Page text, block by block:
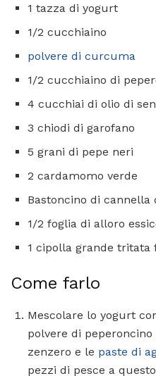
1 tazza di yogurt
1/2 cucchiaino
polvere di curcuma
1/2 cucchiaino di
4 cucchiai di olio di
3 chiodi di garofano
5 grani di pepe neri
2 cardamomo verde
Bastoncino di cannella
1/2 foglia di alloro
1 cipolla grande tritata
Come farlo
Mescolare lo yogurt
polvere di
zenzero e le paste di
pezzi di pesce a